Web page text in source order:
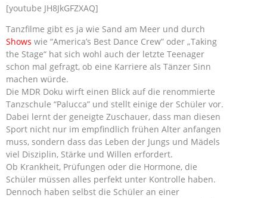
[youtube JH8JkGFZXAQ]
Tanzfilme gibt es ja wie Sand am Meer und durch
Shows wie “America’s Best Dance Crew” oder „Taking
the Stage“ hat sich wohl auch der letzte Teenager
schon mal gefragt, ob eine Karriere als Tänzer Sinn
machen würde.
Die MDR Doku wirft einen Blick auf die renommierte
Tanzschule “Palucca” und stellt einige der Schüler vor.
Dabei lernt der geneigte Zuschauer, dass man diesen
Sport nicht nur im empfindlich frühen Alter anfangen
muss, sondern dass das Leben der Jungs und Mädels
viel Disziplin, Stärke und Willen erfordert.
Ob Krankheit, Prüfungen oder die Hormone, die
Schüler müssen alles perfekt unter Kontrolle haben.
Dennoch haben selbst die Schüler an einer